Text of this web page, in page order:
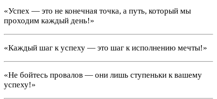
«Успех — это не конечная точка, а путь, который мы
проходим каждый день!»
«Каждый шаг к успеху — это шаг к исполнению мечты!»
«Не бойтесь провалов — они лишь ступеньки к вашему
успеху!»